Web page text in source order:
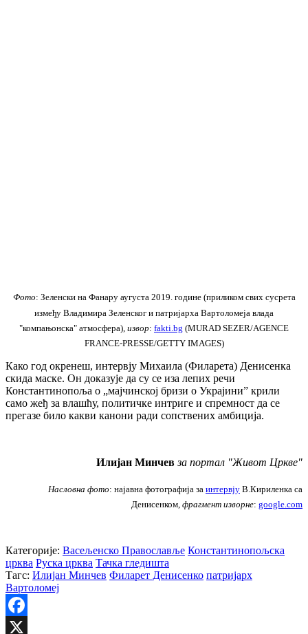
Фото: Зеленски на Фанару аугуста 2019. године (приликом свих сусрета
између Владимира Зеленског и патријарха Вартоломеја влада
"компањонска" атмосфера), извор: fakti.bg (MURAD SEZER/AGENCE
FRANCE-PRESSE/GETTY IMAGES)
Како год окренеш, интервју Михаила (Филарета) Денисенка
скида маске. Он доказује да су се иза лепих речи
Константинопоља о „мајчинској бризи о Украјини” крили
само жеђ за влашћу, политичке интриге и спремност да се
прегазе било какви канони ради сопствених амбиција.
Илијан Минчевза портал "Живот Цркве"
Насловна фото: најавна фотографија за интервју В.Кириленка са
Денисенком, фрагмент изворне: google.com
Категорије: Васељенско Православље Константинопољска
црква Руска црква Тачка гледишта
Тагс: Илијан Минчев Филарет Денисенко патријарх
Вартоломеј
Facebook